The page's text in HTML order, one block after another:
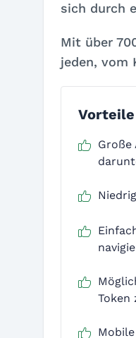
sich durch
Mit über
jeden, vom
Vorteile
Große
Token